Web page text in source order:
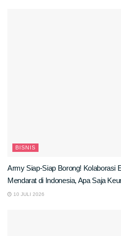
BISNIS
Army Siap-Siap Borong! Kolaborasi
Mendarat di Indonesia, Apa Saja
10 JULI 2026